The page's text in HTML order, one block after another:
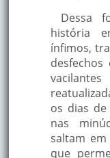
Dessa
história
ínfimos,
desfechos
os dias
nas
saltam
que